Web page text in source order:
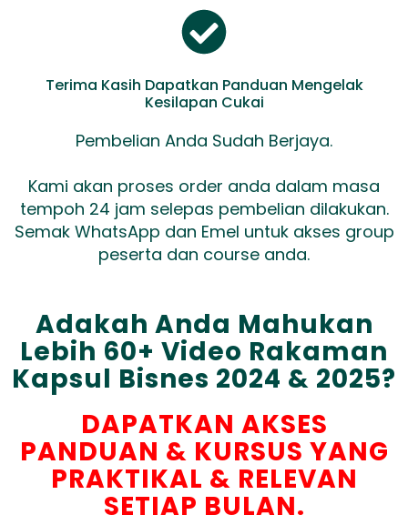
Terima Kasih Dapatkan Panduan Mengelak
Kesilapan Cukai
Pembelian Anda Sudah Berjaya.
Kami akan proses order anda dalam masa
tempoh 24 jam selepas pembelian dilakukan.
Semak WhatsApp dan Emel untuk akses group
peserta dan course anda.
Adakah Anda Mahukan
Lebih 60+ Video Rakaman
Kapsul Bisnes 2024 & 2025?
DAPATKAN AKSES
PANDUAN & KURSUS YANG
PRAKTIKAL & RELEVAN
SETIAP BULAN.